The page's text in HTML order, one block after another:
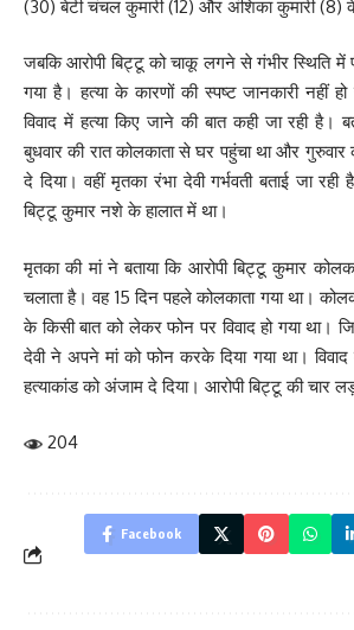
(30) बेटी चंचल कुमारी (12) और अंशिका कुमारी (8)
जबकि आरोपी बिट्टू को चाकू लगने से गंभीर स्थिति में
गया है। हत्या के कारणों की स्पष्ट जानकारी नहीं हो
विवाद में हत्या किए जाने की बात कही जा रही है।
बुधवार की रात कोलकाता से घर पहुंचा था और
दे दिया। वहीं मृतका रंभा देवी गर्भवती बताई जा
बिट्टू कुमार नशे के हालात में था।
मृतका की मां ने बताया कि आरोपी बिट्टू कुमार
चलाता है। वह 15 दिन पहले कोलकाता गया था।
के किसी बात को लेकर फोन पर विवाद हो गया था।
देवी ने अपने मां को फोन करके दिया गया था।
हत्याकांड को अंजाम दे दिया। आरोपी बिट्टू की चार
204
Facebook